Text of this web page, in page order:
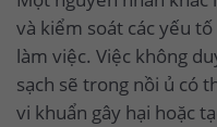
và kiểm soát các yếu
làm việc. Việc không
sạch sẽ trong nồi ủ có
vi khuẩn gây hại hoặc